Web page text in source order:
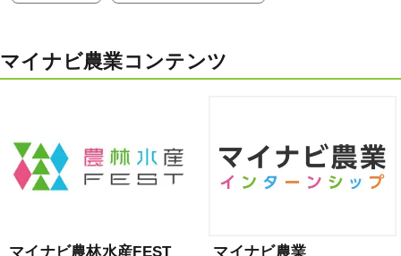
マイナビ農業コンテンツ
マイナビ農林水産FEST マイナビ農業